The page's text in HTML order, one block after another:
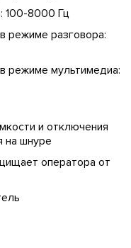
100-8000 Гц
режиме разговора:
режиме мультимедиа:
и отключения
на шнуре
оператора от